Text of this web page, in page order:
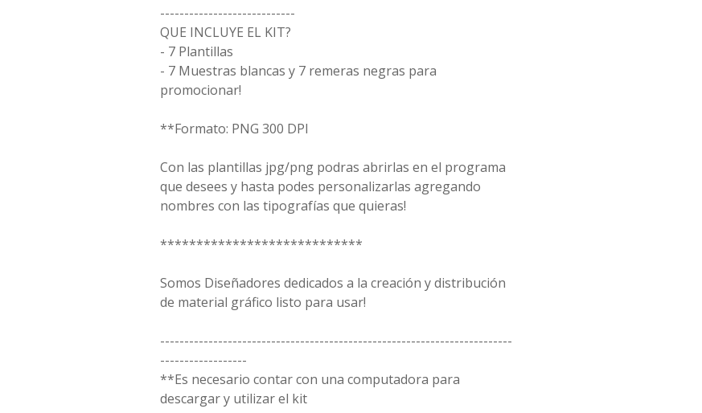
----------------------------
QUE INCLUYE EL KIT?
- 7 Plantillas
- 7 Muestras blancas y 7 remeras negras para
promocionar!
**Formato: PNG 300 DPI
Con las plantillas jpg/png podras abrirlas en el programa
que desees y hasta podes personalizarlas agregando
nombres con las tipografías que quieras!
****************************
Somos Diseñadores dedicados a la creación y distribución
de material gráfico listo para usar!
-------------------------------------------------------------------------
------------------
**Es necesario contar con una computadora para
descargar y utilizar el kit